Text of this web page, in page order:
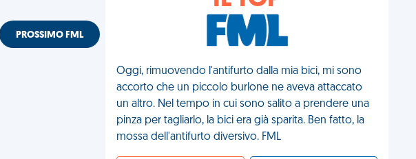
PROSSIMO FML
Oggi, rimuovendo l'antifurto dalla mia bici, mi sono
accorto che un piccolo burlone ne aveva attaccato
un altro. Nel tempo in cui sono salito a prendere una
pinza per tagliarlo, la bici era già sparita. Ben fatto, la
mossa dell'antifurto diversivo. FML